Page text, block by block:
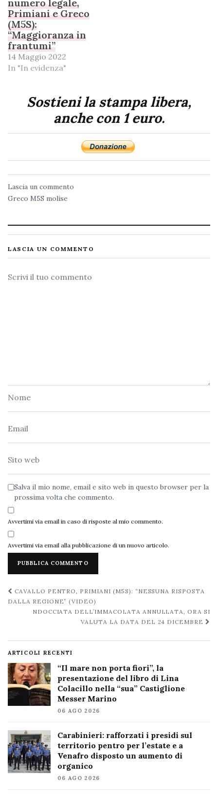
numero legale,
Primiani e Greco
(M5S):
“Maggioranza in
frantumi”
14 Maggio 2022
In "In evidenza"
Sostieni la stampa libera,
anche con 1 euro.
Lascia un commento
Greco M5S molise
LASCIA UN COMMENTO
Commento
Salva il mio nome, email e sito web in questo browser per la
prossima volta che commento.
Avvertimi via email in caso di risposte al mio commento.
Avvertimi via email alla pubblicazione di un nuovo articolo.
Navigazione
post
CAVALLO PENTRO, PRIMIANI (M5S): “NESSUNA RISPOSTA
DALLA REGIONE” (VIDEO)
NDOCCIATA DELL’IMMACOLATA ANNULLATA, ORA SI
VALUTA LA DATA DEL 24 DICEMBRE
ARTICOLI RECENTI
“Il mare non porta fiori”, la
presentazione del libro di Lina
Colacillo nella “sua” Castiglione
Messer Marino
06 AGO 2026
Carabinieri: rafforzati i presidi sul
territorio pentro per l’estate e a
Venafro disposto un aumento di
organico
06 AGO 2026